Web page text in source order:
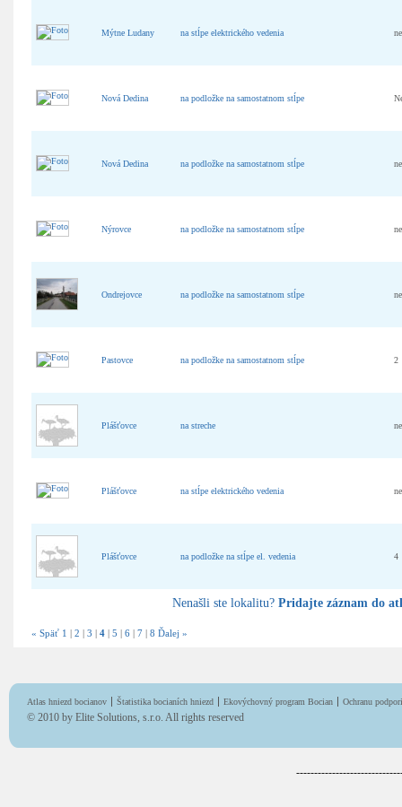
Mýtne Ludany na stĺpe elektrického vedenia
Nová Dedina na podložke na samostatnom stĺpe
Nová Dedina na podložke na samostatnom stĺpe
Nýrovce na podložke na samostatnom stĺpe
Ondrejovce na podložke na samostatnom stĺpe
Pastovce na podložke na samostatnom stĺpe 2
Plášťovce na streche
Plášťovce na stĺpe elektrického vedenia
Plášťovce na podložke na stĺpe el. vedenia 4
Nenašli ste lokalitu? Pridajte záznam do
« Späť 1 2 3 4 5 6 7 8 Ďalej »
Atlas hniezd bocianov Štatistika bocianích hniezd Ekovýchovný program Bocian Ochranu
© 2010 by Elite Solutions, s.r.o. All rights reserved